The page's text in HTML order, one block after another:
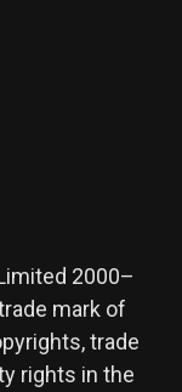
2000–
mark of
trade
rights in the